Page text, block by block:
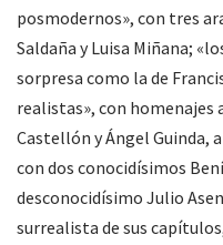
posmodernos», con tres
Saldaña y Luisa Miñana;
sorpresa como la de
realistas», con homenajes
Castellón y Ángel Guinda,
con dos conocidísimos
desconocidísimo Julio
surrealista de sus